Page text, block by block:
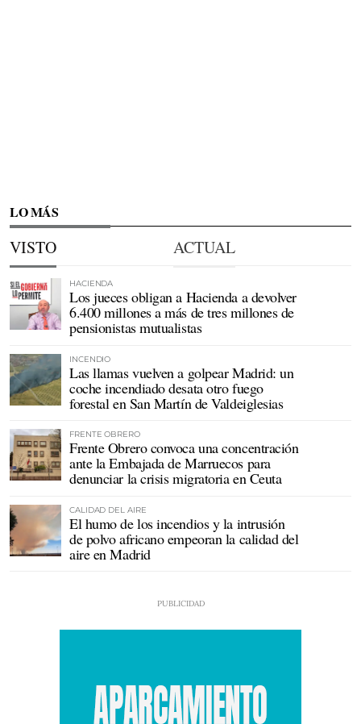
LO MÁS
VISTO ACTUAL
HACIENDA
Los jueces obligan a Hacienda a devolver
6.400 millones a más de tres millones de
pensionistas mutualistas
INCENDIO
Las llamas vuelven a golpear Madrid: un
coche incendiado desata otro fuego
forestal en San Martín de Valdeiglesias
FRENTE OBRERO
Frente Obrero convoca una concentración
ante la Embajada de Marruecos para
denunciar la crisis migratoria en Ceuta
CALIDAD DEL AIRE
El humo de los incendios y la intrusión
de polvo africano empeoran la calidad del
aire en Madrid